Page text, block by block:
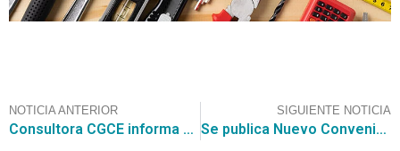
NOTICIA ANTERIOR
Consultora CGCE informa que se anuncia la adjudicación del Convenio Marco de Gas Licuado de Petróleo
SIGUIENTE NOTICIA
Se publica Nuevo Convenio Marco de Seguros de vida con Adicional de Salud